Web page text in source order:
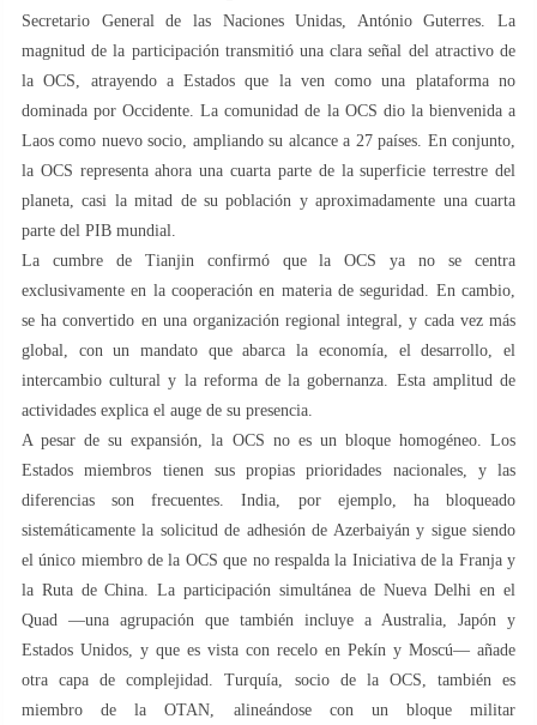
Secretario General de las Naciones Unidas, António Guterres. La
magnitud de la participación transmitió una clara señal del atractivo de
la OCS, atrayendo a Estados que la ven como una plataforma no
dominada por Occidente. La comunidad de la OCS dio la bienvenida a
Laos como nuevo socio, ampliando su alcance a 27 países. En conjunto,
la OCS representa ahora una cuarta parte de la superficie terrestre del
planeta, casi la mitad de su población y aproximadamente una cuarta
parte del PIB mundial.
La cumbre de Tianjin confirmó que la OCS ya no se centra
exclusivamente en la cooperación en materia de seguridad. En cambio,
se ha convertido en una organización regional integral, y cada vez más
global, con un mandato que abarca la economía, el desarrollo, el
intercambio cultural y la reforma de la gobernanza. Esta amplitud de
actividades explica el auge de su presencia.
A pesar de su expansión, la OCS no es un bloque homogéneo. Los
Estados miembros tienen sus propias prioridades nacionales, y las
diferencias son frecuentes. India, por ejemplo, ha bloqueado
sistemáticamente la solicitud de adhesión de Azerbaiyán y sigue siendo
el único miembro de la OCS que no respalda la Iniciativa de la Franja y
la Ruta de China. La participación simultánea de Nueva Delhi en el
Quad —una agrupación que también incluye a Australia, Japón y
Estados Unidos, y que es vista con recelo en Pekín y Moscú— añade
otra capa de complejidad. Turquía, socio de la OCS, también es
miembro de la OTAN, alineándose con un bloque militar